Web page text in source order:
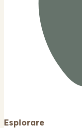
Esplorare